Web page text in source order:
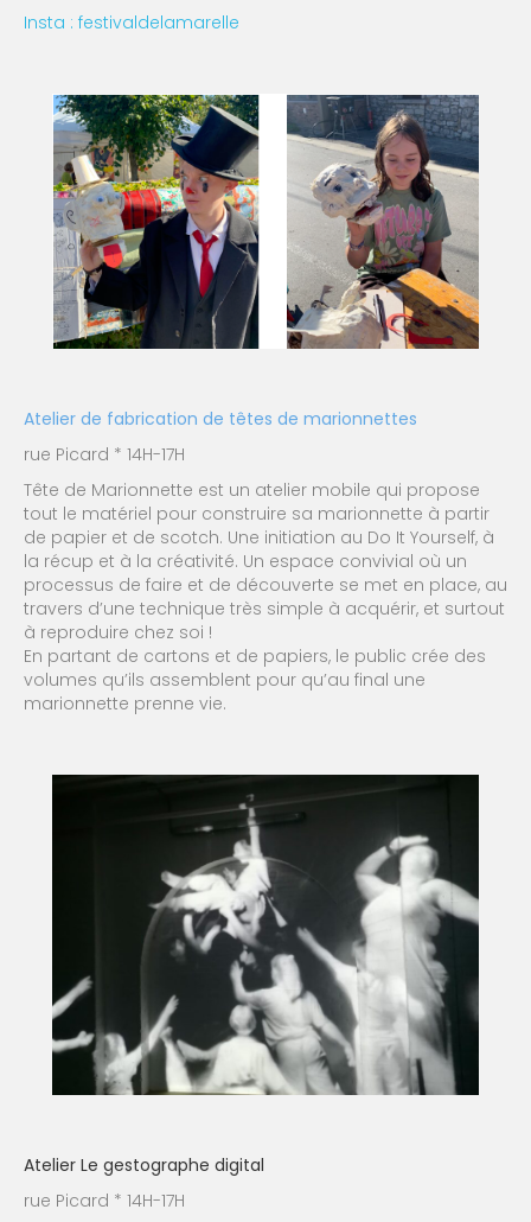
Insta : festivaldelamarelle
Atelier de fabrication de têtes de marionnettes
rue Picard * 14H-17H
Tête de Marionnette est un atelier mobile qui propose
tout le matériel pour construire sa marionnette à partir
de papier et de scotch. Une initiation au Do It Yourself, à
la récup et à la créativité. Un espace convivial où un
processus de faire et de découverte se met en place, au
travers d’une technique très simple à acquérir, et surtout
à reproduire chez soi !
En partant de cartons et de papiers, le public crée des
volumes qu’ils assemblent pour qu’au final une
marionnette prenne vie.
Atelier Le gestographe digital
rue Picard * 14H-17H